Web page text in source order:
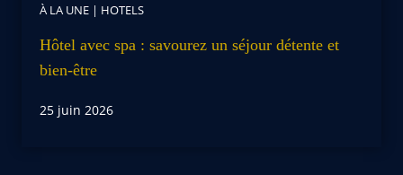
À LA UNE | HOTELS
Hôtel avec spa : savourez un séjour détente et
bien-être
25 juin 2026